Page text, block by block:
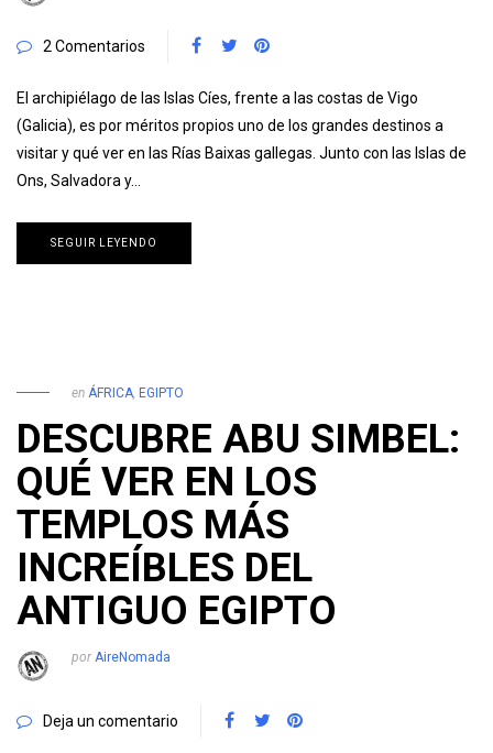
2 Comentarios
El archipiélago de las Islas Cíes, frente a las costas de Vigo
(Galicia), es por méritos propios uno de los grandes destinos a
visitar y qué ver en las Rías Baixas gallegas. Junto con las Islas de
Ons, Salvadora y…
SEGUIR LEYENDO
en ÁFRICA EGIPTO
DESCUBRE ABU SIMBEL:
QUÉ VER EN LOS
TEMPLOS MÁS
INCREÍBLES DEL
ANTIGUO EGIPTO
por AireNomada
Deja un comentario